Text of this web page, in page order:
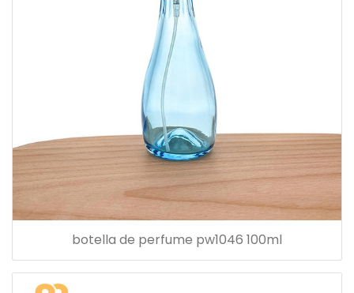
botella de perfume pw1046 100ml